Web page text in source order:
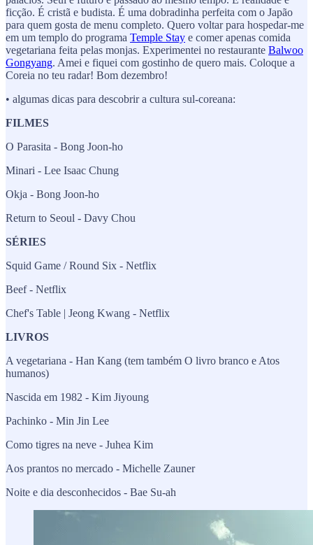
ficção. É cristã e budista. É uma dobradinha perfeita com o Japão
para quem gosta de menu completo. Quero voltar para hospedar-me
em um templo do programa Temple Stay e comer apenas comida
vegetariana feita pelas monjas. Experimentei no restaurante Balwoo
Gongyang. Amei e fiquei com gostinho de quero mais. Coloque a
Coreia no teu radar! Bom dezembro!
• algumas dicas para descobrir a cultura sul-coreana:
FILMES
O Parasita - Bong Joon-ho
Minari - Lee Isaac Chung
Okja - Bong Joon-ho
Return to Seoul - Davy Chou
SÉRIES
Squid Game / Round Six - Netflix
Beef - Netflix
Chef's Table | Jeong Kwang - Netflix
LIVROS
A vegetariana - Han Kang (tem também O livro branco e Atos
humanos)
Nascida em 1982 - Kim Jiyoung
Pachinko - Min Jin Lee
Como tigres na neve - Juhea Kim
Aos prantos no mercado - Michelle Zauner
Noite e dia desconhecidos - Bae Su-ah